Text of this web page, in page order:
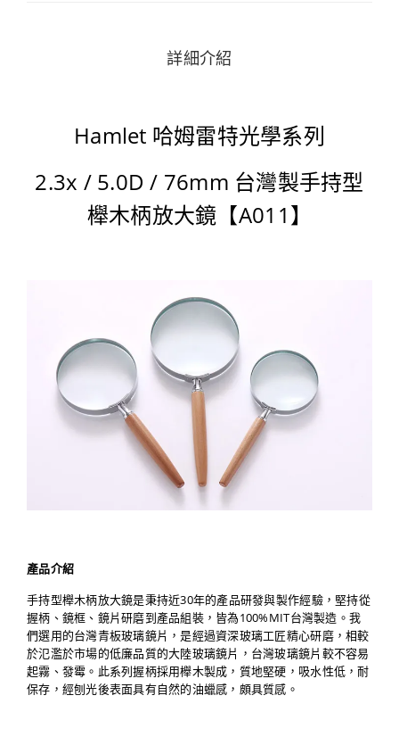
詳細介紹
Hamlet 哈姆雷特光學系列
2.3x / 5.0D / 76mm 台灣製手持型
櫸木柄放大鏡【A011】
產品介紹
手持型櫸木柄放大鏡是秉持近30年的產品研發與製作經驗，堅持從
握柄、鏡框、鏡片研磨到產品組裝，皆為100%MIT台灣製造。我
們選用的台灣青板玻璃鏡片，是經過資深玻璃工匠精心研磨，相較
於氾濫於市場的低廉品質的大陸玻璃鏡片，台灣玻璃鏡片較不容易
起霧、發霉。此系列握柄採用櫸木製成，質地堅硬，吸水性低，耐
保存，經刨光後表面具有自然的油蠟感，頗具質感。